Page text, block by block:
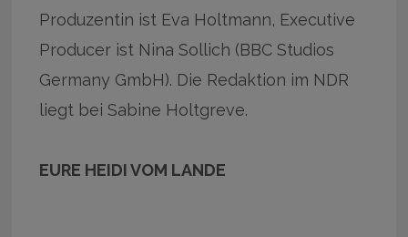
Produzentin ist Eva Holtmann, Executive
Producer ist Nina Sollich (BBC Studios
Germany GmbH). Die Redaktion im NDR
liegt bei Sabine Holtgreve.
EURE HEIDI VOM LANDE